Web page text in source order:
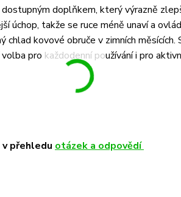
doplňkem, který výrazně
takže se ruce méně unaví a
kovové obruče v zimních měsících.
pro každodenní používání i pro
přehledu otázek a odpovědí